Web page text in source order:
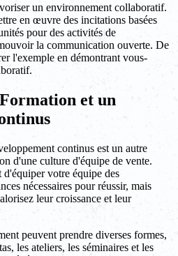
un environnement collaboratif.
en œuvre des incitations basées
pour des activités de
la communication ouverte. De
l'exemple en démontrant vous-
et un
continus est un autre
d'une culture d'équipe de vente.
d'équiper votre équipe des
nécessaires pour réussir, mais
leur croissance et leur
peuvent prendre diverses formes,
les ateliers, les séminaires et les